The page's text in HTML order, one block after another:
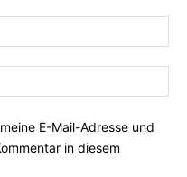
E-Mail-Adresse und
in diesem